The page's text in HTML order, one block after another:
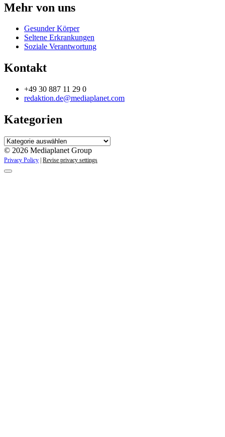
Mehr von uns
Gesunder Körper
Seltene Erkrankungen
Soziale Verantwortung
Kontakt
+49 30 887 11 29 0
redaktion.de@mediaplanet.com
Kategorien
Kategorien
© 2026 Mediaplanet Group
Privacy Policy Revise privacy settings